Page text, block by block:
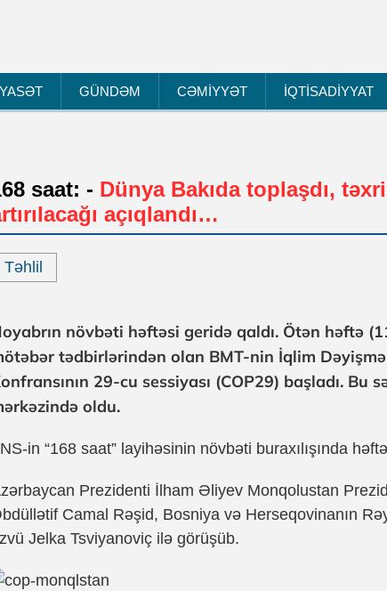
GÜNDƏM CƏMİYYƏT İQTİSADİYYAT
saat: - Dünya Bakıda toplaşdı,
açıqlandı…
Təhlil
növbəti həftəsi geridə qaldı. Ötən həftə
tədbirlərindən olan BMT-nin İqlim
29-cu sessiyası (COP29) başladı.
oldu.
in “168 saat” layihəsinin növbəti buraxılışında
Prezidenti İlham Əliyev Monqolustan
Camal Rəşid, Bosniya və Herseqovinanın
Jelka Tsviyanoviç ilə görüşüb.